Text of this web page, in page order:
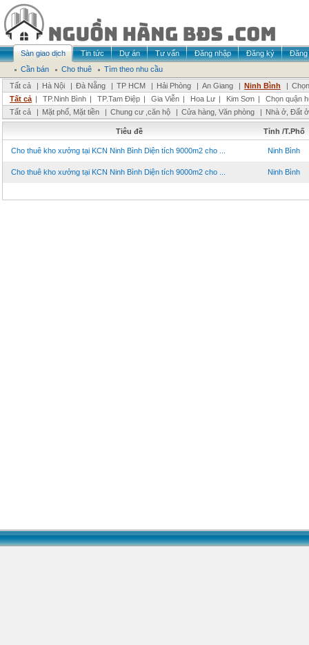
Sàn giao dịch Tin tức Dự án Tư vấn Đăng nhập Đăng ký
Đăng
Cần bán
Cho thuê
Tìm theo nhu cầu
Tất cả
| Hà Nội | Đà Nẵng | TP HCM | Hải Phòng | An Giang | Ninh Bình |
Tất cả | TP.Ninh Bình | TP.Tam Điệp | Gia Viễn | Hoa Lư | Kim Sơn |
Chọn quận
Tất cả
| Mặt phố, Mặt tiền | Chung cư ,căn hộ | Cửa hàng, Văn phòng | Nhà ở, Đất ở
Tiêu đề Tỉnh /T.Phố
Cho thuê kho xưởng tại KCN Ninh Bình Diện tích 9000m2 cho ... Ninh Bình
Cho thuê kho xưởng tại KCN Ninh Bình Diện tích 9000m2 cho ... Ninh Bình